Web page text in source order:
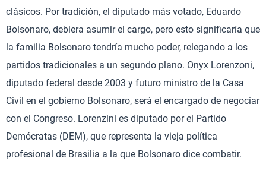
clásicos. Por tradición, el diputado más votado, Eduardo
Bolsonaro, debiera asumir el cargo, pero esto significaría que
la familia Bolsonaro tendría mucho poder, relegando a los
partidos tradicionales a un segundo plano. Onyx Lorenzoni,
diputado federal desde 2003 y futuro ministro de la Casa
Civil en el gobierno Bolsonaro, será el encargado de negociar
con el Congreso. Lorenzini es diputado por el Partido
Demócratas (DEM), que representa la vieja política
profesional de Brasilia a la que Bolsonaro dice combatir.